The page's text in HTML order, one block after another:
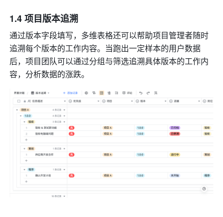
1.4 项目版本追溯
通过版本字段填写，多维表格还可以帮助项目管理者随时
追溯每个版本的工作内容。当跑出一定样本的用户数据
后，项目团队可以通过分组与筛选追溯具体版本的工作内
容，分析数据的涨跌。